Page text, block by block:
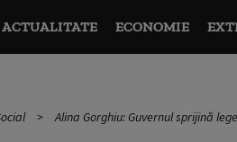
ACTUALITATE ECONOMIE
Alina Gorghiu: Guvernul sprijină